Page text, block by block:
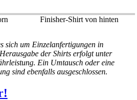
Finisher-Shirt von hinten
sich um Einzelanfertigungen in
der Shirts erfolgt unter
Ein Umtausch oder eine
sind ebenfalls ausgeschlossen.